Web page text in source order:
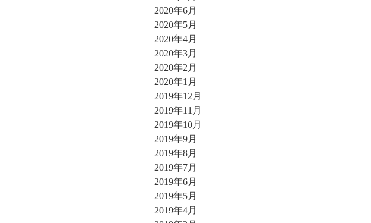
2020年6月
2020年5月
2020年4月
2020年3月
2020年2月
2020年1月
2019年12月
2019年11月
2019年10月
2019年9月
2019年8月
2019年7月
2019年6月
2019年5月
2019年4月